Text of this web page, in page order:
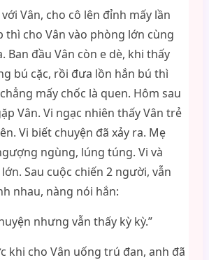
Vân, cho cô lên đỉnh mấy lần
thì cho Vân vào phòng lớn cùng
Ban đầu Vân còn e dè, khi thấy
bú cặc, rồi đưa lồn hắn bú thì
mấy chốc là quen. Hôm sau
Vân. Vi ngạc nhiên thấy Vân trẻ
Vi biết chuyện đã xảy ra. Mẹ
ngùng, lúng túng. Vi và
Sau cuộc chiến 2 người, vẫn
nhau, nàng nói hắn:
nhưng vẫn thấy kỳ kỳ.”
khi cho Vân uống trú đan, anh đã